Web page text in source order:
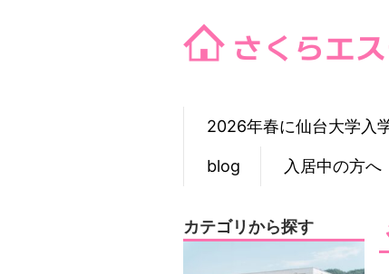
2026年春に仙台大学入
blog 入居中の方へ
カテゴリから探す